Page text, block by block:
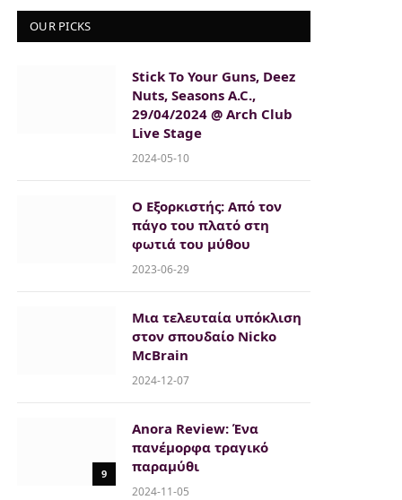
OUR PICKS
Stick To Your Guns, Deez
Nuts, Seasons A.C.,
29/04/2024 @ Arch Club
Live Stage
2024-05-10
Ο Εξορκιστής: Από τον
πάγο του πλατό στη
φωτιά του μύθου
2023-06-29
Μια τελευταία υπόκλιση
στον σπουδαίο Nicko
McBrain
2024-12-07
9
Anora Review: Ένα
πανέμορφα τραγικό
παραμύθι
2024-11-05